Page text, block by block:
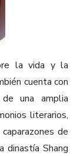
la vida y la
cuenta con
una amplia
literarios,
de
dinastía Shang